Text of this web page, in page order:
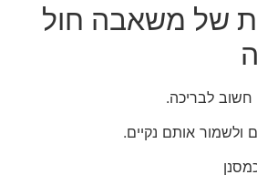
של משאבה חול
חשוב לבריכה.
ולשמור אותם נקיים.